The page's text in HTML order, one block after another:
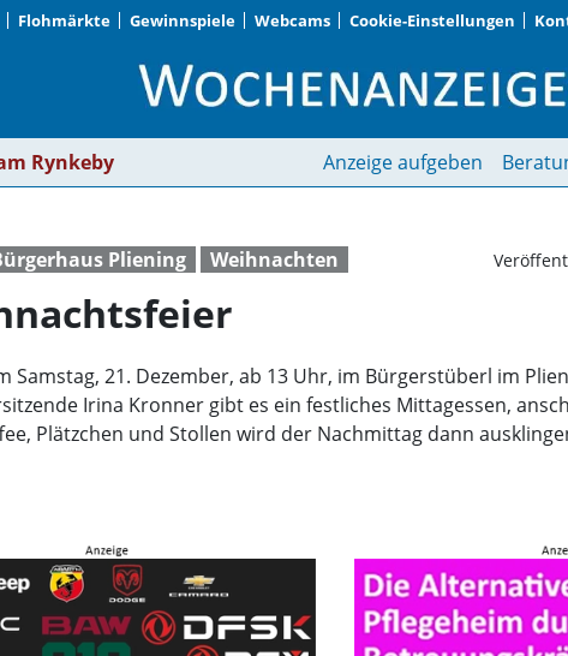
Flohmärkte Gewinnspiele Webcams Cookie-Einstellungen
lädt ein zur
Rynkeby Anzeige aufgeben
Pliening Weihnachten
21. Dezember, ab 13 Uhr, im Bürgerstüberl im
Irina Kronner gibt es ein festliches Mittagessen,
Plätzchen und Stollen wird der Nachmittag dann